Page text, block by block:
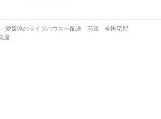
愛媛県のライブハウスへ配送 花束 全国宅配
屋